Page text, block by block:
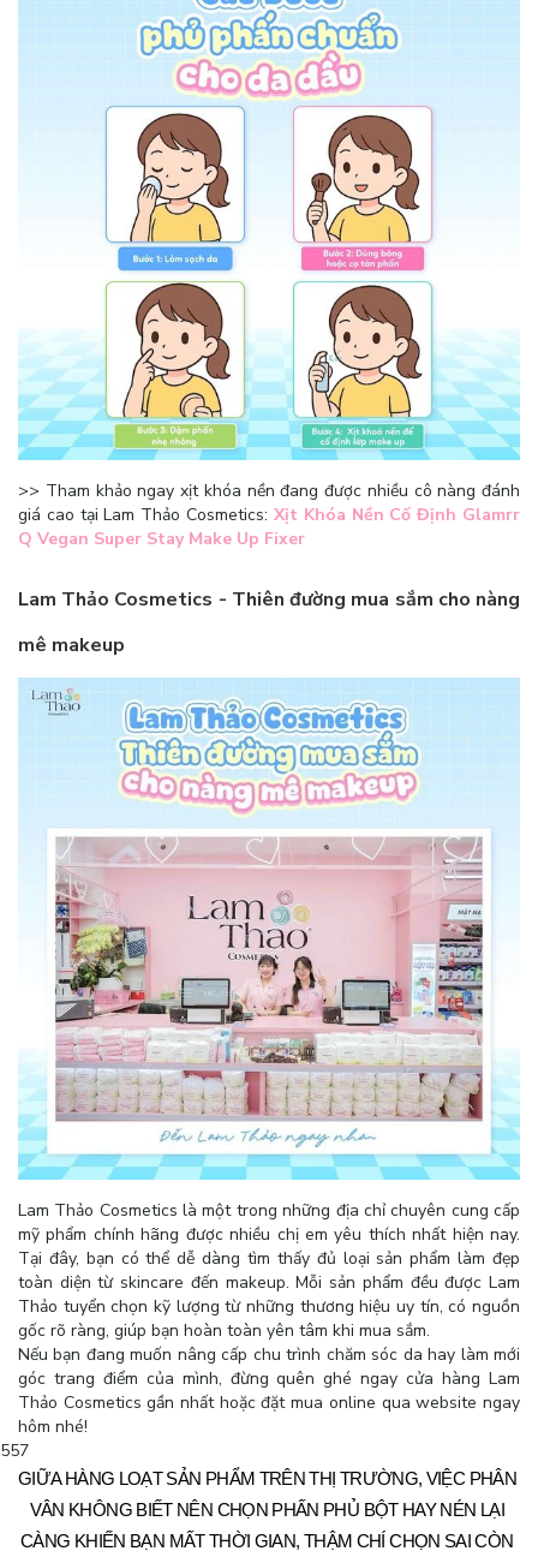
>> Tham khảo ngay xịt khóa nền đang được nhiều cô nàng đánh
giá cao tại Lam Thảo Cosmetics: Xịt Khóa Nền Cố Định Glamrr
Q Vegan Super Stay Make Up Fixer
Lam Thảo Cosmetics - Thiên đường mua sắm cho nàng
mê makeup
Lam Thảo Cosmetics là một trong những địa chỉ chuyên cung cấp
mỹ phẩm chính hãng được nhiều chị em yêu thích nhất hiện nay.
Tại đây, bạn có thể dễ dàng tìm thấy đủ loại sản phẩm làm đẹp
toàn diện từ skincare đến makeup. Mỗi sản phẩm đều được Lam
Thảo tuyển chọn kỹ lượng từ những thương hiệu uy tín, có nguồn
gốc rõ ràng, giúp bạn hoàn toàn yên tâm khi mua sắm.
Nếu bạn đang muốn nâng cấp chu trình chăm sóc da hay làm mới
góc trang điểm của mình, đừng quên ghé ngay cửa hàng Lam
Thảo Cosmetics gần nhất hoặc đặt mua online qua website ngay
hôm nhé!
557
GIỮA HÀNG LOẠT SẢN PHẨM TRÊN THỊ TRƯỜNG, VIỆC PHÂN
VÂN KHÔNG BIẾT NÊN CHỌN PHẤN PHỦ BỘT HAY NÉN LẠI
CÀNG KHIẾN BẠN MẤT THỜI GIAN, THẬM CHÍ CHỌN SAI CÒN